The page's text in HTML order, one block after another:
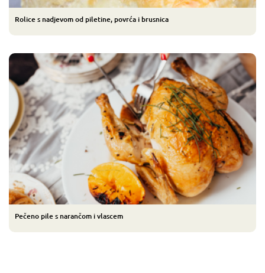
Rolice s nadjevom od piletine, povrća i brusnica
Pečeno pile s narančom i vlascem